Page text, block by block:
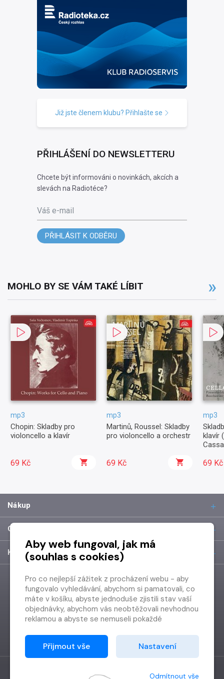
Již jste členem klubu? Přihlašte se
PŘIHLÁŠENÍ DO NEWSLETTERU
Chcete být informováni o novinkách, akcích a
slevách na Radiotéce?
Váš e-mail
PŘIHLÁSIT K ODBĚRU
MOHLO BY SE VÁM TAKÉ LÍBIT
mp3
Chopin: Skladby pro
violoncello a klavír
69 Kč
mp3
Martinů, Roussel: Skladby
pro violoncello a orchestr
69 Kč
mp3
klavír
69 Kč
Nákup
O společnosti
Kontakt
Aby web fungoval, jak má
(souhlas s cookies)
Pro co nejlepší zážitek z procházení webu - aby
fungovalo vyhledávání, abychom si pamatovali, co
máte v košíku, abyste jednoduše zjistili stav vaší
objednávky, abychom vás neobtěžovali nevhodnou
reklamou a abyste se nemuseli pokaždé
Proto od vás potřebujeme souhlas se
zpracováním souborů cookies
Děkujeme, že nám ho dáte a pomůžete nám tak
Přijmout vše Nastavení
Odmítnout vše